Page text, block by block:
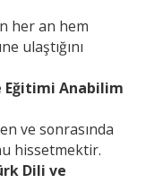
her an hem
ulaştığını
Eğitimi Anabilim
ve sonrasında
hissetmektir.
Dili ve